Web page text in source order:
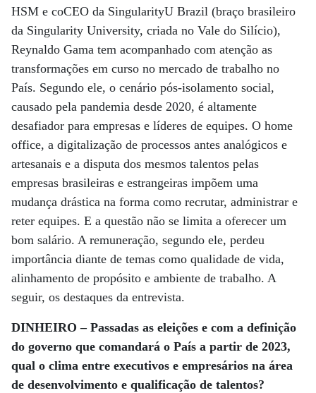
HSM e coCEO da SingularityU Brazil (braço brasileiro
da Singularity University, criada no Vale do Silício),
Reynaldo Gama tem acompanhado com atenção as
transformações em curso no mercado de trabalho no
País. Segundo ele, o cenário pós-isolamento social,
causado pela pandemia desde 2020, é altamente
desafiador para empresas e líderes de equipes. O home
office, a digitalização de processos antes analógicos e
artesanais e a disputa dos mesmos talentos pelas
empresas brasileiras e estrangeiras impõem uma
mudança drástica na forma como recrutar, administrar e
reter equipes. E a questão não se limita a oferecer um
bom salário. A remuneração, segundo ele, perdeu
importância diante de temas como qualidade de vida,
alinhamento de propósito e ambiente de trabalho. A
seguir, os destaques da entrevista.
DINHEIRO – Passadas as eleições e com a definição
do governo que comandará o País a partir de 2023,
qual o clima entre executivos e empresários na área
de desenvolvimento e qualificação de talentos?